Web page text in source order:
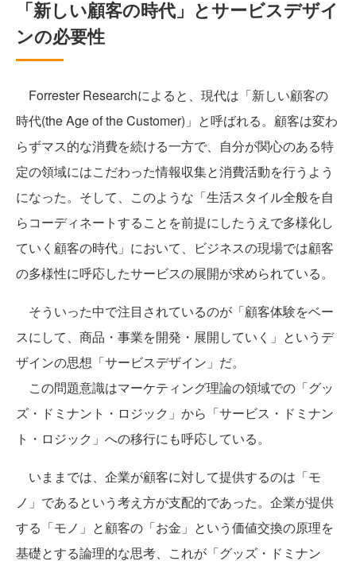
「新しい顧客の時代」とサービスデザイ
ンの必要性
Forrester Researchによると、現代は「新しい顧客の
時代(the Age of the Customer)」と呼ばれる。顧客は変わ
らずマス的な消費を続ける一方で、自分が関心のある特
定の領域にはこだわった情報収集と消費活動を行うよう
になった。そして、このような「生活スタイル全般を自
らコーディネートすることを前提にしたうえで多様化し
ていく顧客の時代」において、ビジネスの現場では顧客
の多様性に呼応したサービスの展開が求められている。
そういった中で注目されているのが「顧客体験をベー
スにして、商品・事業を開発・展開していく」というデ
ザインの思想「サービスデザイン」だ。
この問題意識はマーケティング理論の領域での「グッ
ズ・ドミナント・ロジック」から「サービス・ドミナン
ト・ロジック」への移行にも呼応している。
いままでは、企業が顧客に対して提供するのは「モ
ノ」であるという考え方が支配的であった。企業が提供
する「モノ」と顧客の「お金」という価値交換の原理を
基礎とする論理的な思考、これが「グッズ・ドミナン